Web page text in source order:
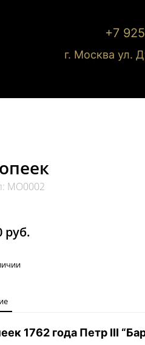
+7
г. Москва ул.
МО0002
руб.
1762 года Петр III